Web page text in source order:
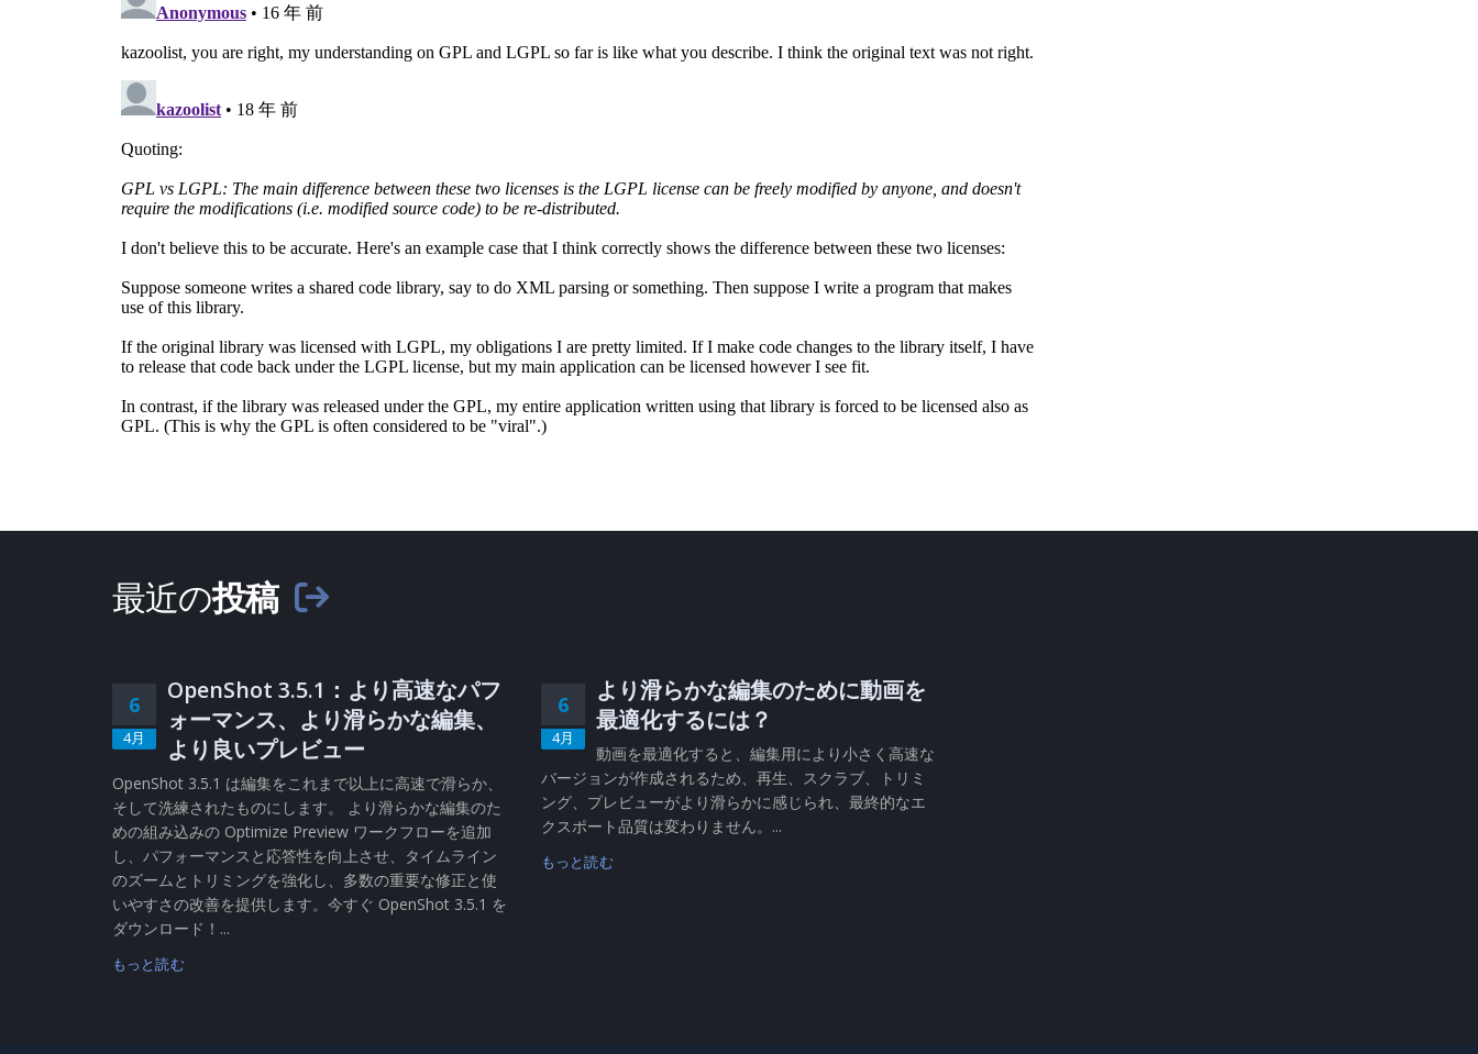
最近の投稿
6
4月
OpenShot 3.5.1：より高速なパフ
ォーマンス、より滑らかな編集、
より良いプレビュー
OpenShot 3.5.1 は編集をこれまで以上に高速で滑らか、
そして洗練されたものにします。 より滑らかな編集のた
めの組み込みの Optimize Preview ワークフローを追加
し、パフォーマンスと応答性を向上させ、タイムライン
のズームとトリミングを強化し、多数の重要な修正と使
いやすさの改善を提供します。今すぐ OpenShot 3.5.1 を
ダウンロード！...
もっと読む
6
4月
より滑らかな編集のために動画を
最適化するには？
動画を最適化すると、編集用により小さく高速な
バージョンが作成されるため、再生、スクラブ、トリミ
ング、プレビューがより滑らかに感じられ、最終的なエ
クスポート品質は変わりません。...
もっと読む